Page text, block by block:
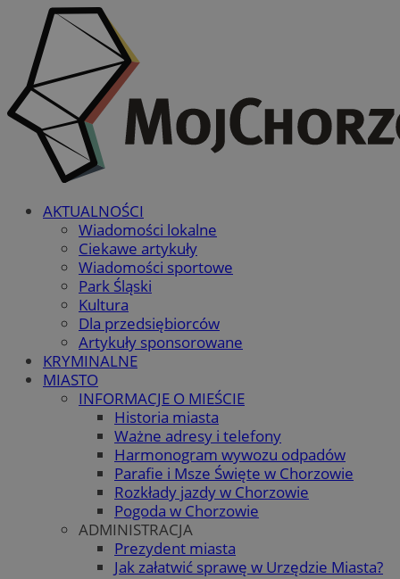
AKTUALNOŚCI
Wiadomości lokalne
Ciekawe artykuły
Wiadomości sportowe
Park Śląski
Kultura
Dla przedsiębiorców
Artykuły sponsorowane
KRYMINALNE
MIASTO
INFORMACJE O MIEŚCIE
Historia miasta
Ważne adresy i telefony
Harmonogram wywozu odpadów
Parafie i Msze Święte w Chorzowie
Rozkłady jazdy w Chorzowie
Pogoda w Chorzowie
ADMINISTRACJA
Prezydent miasta
Jak załatwić sprawę w Urzędzie Miasta?